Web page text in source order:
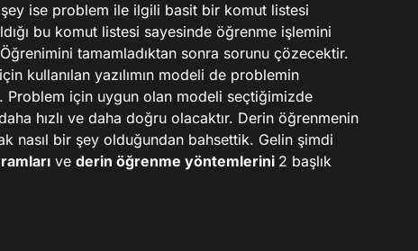
ise problem ile ilgili basit bir komut listesi
bu komut listesi sayesinde öğrenme işlemini
tamamladıktan sonra sorunu çözecektir.
kullanılan yazılımın modeli de problemin
Problem için uygun olan modeli seçtiğimizde
hızlı ve daha doğru olacaktır. Derin öğrenmenin
nasıl bir şey olduğundan bahsettik. Gelin şimdi
ve derin öğrenme yöntemlerini 2 başlık